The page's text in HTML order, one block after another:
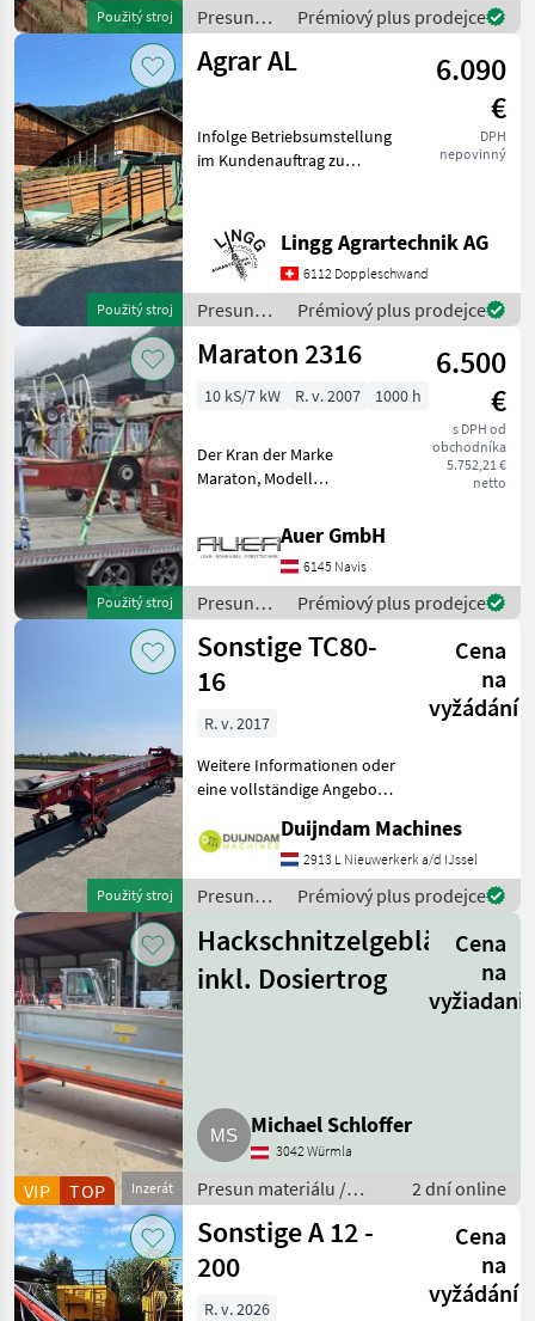
Použitý stroj
Baujahr 2003. Mit einer
Presun
materiálu
/ Stepa
Prémiový plus prodejce
Použitý stroj
Agrar AL
6.090
€
DPH
nepovinný
Infolge Betriebsumstellung
im Kundenauftrag zu
Einsatzbereit. Tischlänge
innen 5.3m Gesamtlänge
ohne Deichsel 7m. Neuer
Holz
Lingg Agrartechnik AG
6112 Doppleschwand
Presun
materiálu
/ Agrar
Prémiový plus prodejce
Použitý stroj
Maraton 2316
6.500
€
s DPH od
obchodníka
5.752,21 €
netto
10 kS/7 kW R. v. 2007 1000 h
Der Kran der Marke
Maraton, Modell
Baujahr 2007, bietet eine
zuverlässige Leistung mit
einer Motorstärke von 10
PS. Mit insgesamt 1000
Betriebsstu
Auer GmbH
6145 Navis
Presun
materiálu
/ Maraton
Prémiový plus prodejce
Použitý stroj
Sonstige TC80-
16
Cena
na
vyžádání
R. v. 2017
Weitere Informationen oder
eine vollständige Angebot?
schnell an auf unsere
Duijndam Machines
Website! Sie können uns
auch anrufen.Alle zu
Duijndam Machines
2913 L Nieuwerkerk a/d IJssel
Presun
/ Sonstige
Prémiový plus prodejce
Inzerát
VIP TOP
Hackschnitzelgebläse
inkl. Dosiertrog
Cena
na
Michael Schloffer
3042 Würmla
Presun materiálu /
Ventilátor
2 dní online
Sonstige A 12 -
200
Cena
na
vyžádání
R. v. 2026